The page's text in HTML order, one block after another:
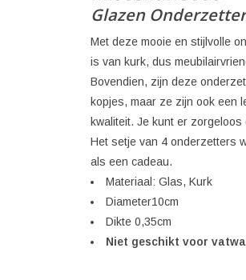
Glazen
Met deze mooie en stijlvolle
is van kurk, dus
Bovendien, zijn deze
kopjes, maar ze zijn ook een
kwaliteit. Je kunt er
Het setje van 4 onderzetters
als een cadeau.
Materiaal: Glas, Kurk
Diameter10cm
Dikte 0,35cm
Niet geschikt voor